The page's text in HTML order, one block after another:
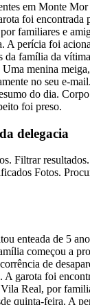
em Monte Mor
foi encontrada
familiares e
A perícia foi
da família da
menina
no seu e-
do dia.
foi preso.
delegacia
Filtrar
Fotos.
enteada de 5
começou a
de
A garota foi
Real, por
quinta-feira. A